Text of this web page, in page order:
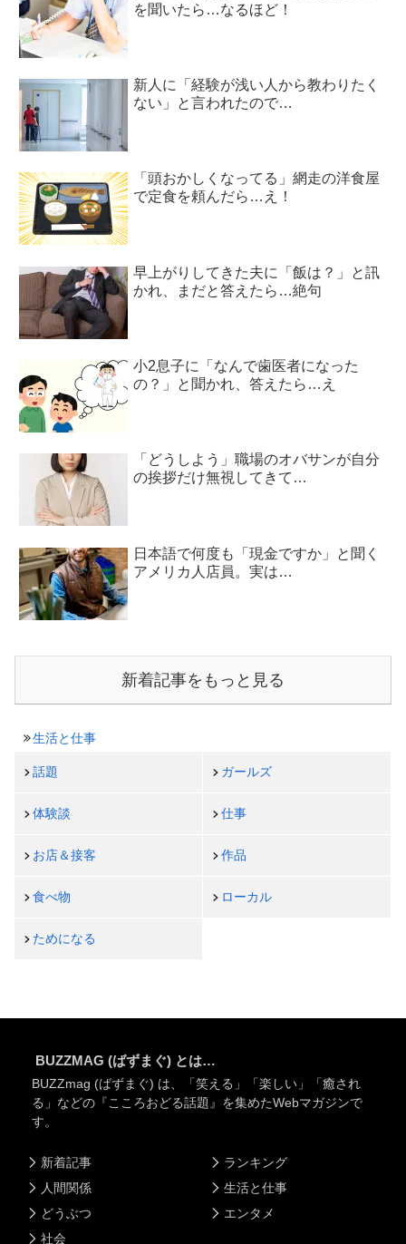
を聞いたら…なるほど！
新人に「経験が浅い人から教わりたく
ない」と言われたので…
「頭おかしくなってる」網走の洋食屋
で定食を頼んだら…え！
早上がりしてきた夫に「飯は？」と訊
かれ、まだと答えたら…絶句
小2息子に「なんで歯医者になった
の？」と聞かれ、答えたら…え
「どうしよう」職場のオバサンが自分
の挨拶だけ無視してきて…
日本語で何度も「現金ですか」と聞く
アメリカ人店員。実は…
新着記事をもっと見る
生活と仕事
話題 ガールズ
体験談 仕事
お店＆接客 作品
食べ物 ローカル
ためになる
BUZZMAG (ばずまぐ) とは…
BUZZmag (ばずまぐ) は、「笑える」「楽しい」「癒され
る」などの『こころおどる話題』を集めたWebマガジンで
す。
新着記事
人間関係
どうぶつ
社会
ランキング
生活と仕事
エンタメ